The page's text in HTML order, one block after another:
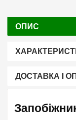
ОПИС
ДОСТАВКА І